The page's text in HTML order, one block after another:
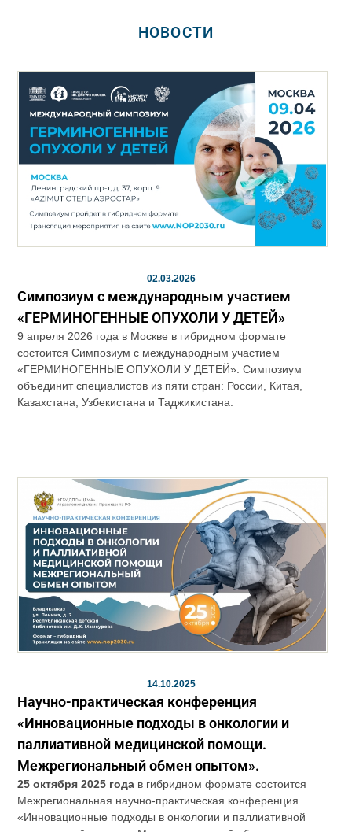
НОВОСТИ
02.03.2026
Симпозиум с международным участием
«ГЕРМИНОГЕННЫЕ ОПУХОЛИ У ДЕТЕЙ»
9 апреля 2026 года в Москве в гибридном формате
состоится Симпозиум с международным участием
«ГЕРМИНОГЕННЫЕ ОПУХОЛИ У ДЕТЕЙ». Симпозиум
объединит специалистов из пяти стран: России, Китая,
Казахстана, Узбекистана и Таджикистана.
14.10.2025
Научно-практическая конференция
«Инновационные подходы в онкологии и
паллиативной медицинской помощи.
Межрегиональный обмен опытом».
25 октября 2025 года в гибридном формате состоится
Межрегиональная научно-практическая конференция
«Инновационные подходы в онкологии и паллиативной